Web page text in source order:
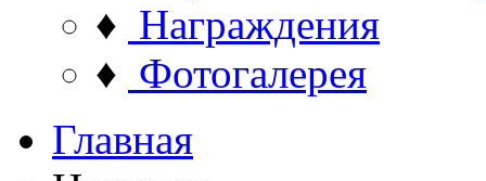
♦ Награждения
♦ Фотогалерея
Главная